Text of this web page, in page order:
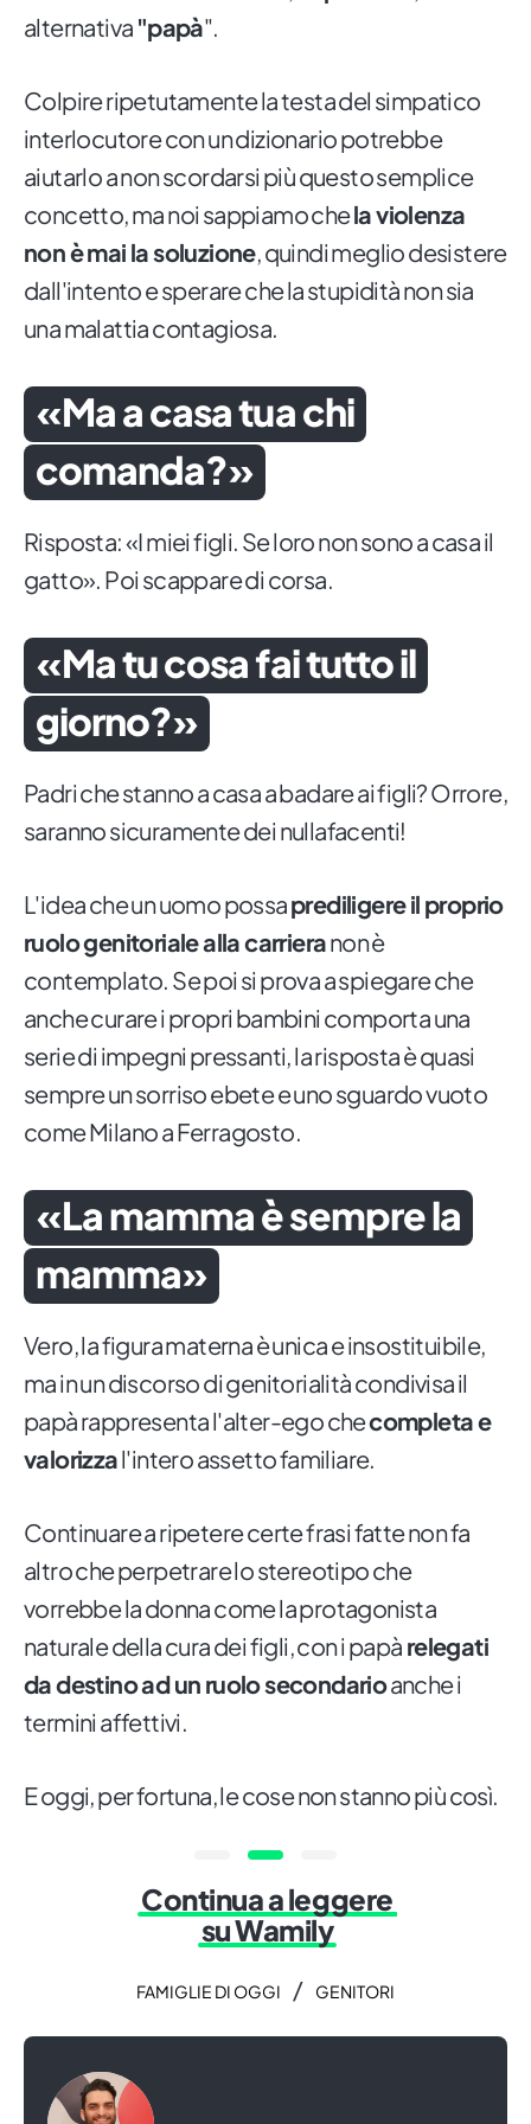
alternativa "papà".
Colpire ripetutamente la testa del simpatico
interlocutore con un dizionario potrebbe
aiutarlo a non scordarsi più questo semplice
concetto, ma noi sappiamo chela violenza
non è mai la soluzione, quindi meglio desistere
dall'intento e sperare che la stupidità non sia
una malattia contagiosa.
«Ma a casa tua chi
comanda?»
Risposta: «I miei figli. Se loro non sono a casa il
gatto». Poi scappare di corsa.
«Ma tu cosa fai tutto il
giorno?»
Padri che stanno a casa a badare ai figli? Orrore,
saranno sicuramente dei nullafacenti!
L'idea che un uomo possaprediligere il proprio
ruolo genitoriale alla carrieranon è
contemplato. Se poi si prova a spiegare che
anche curare i propri bambini comporta una
serie di impegni pressanti, la risposta è quasi
sempre un sorriso ebete e uno sguardo vuoto
come Milano a Ferragosto.
«La mamma è sempre la
mamma»
Vero, la figura materna è unica e insostituibile,
ma in un discorso di genitorialità condivisa il
papà rappresenta l'alter-ego checompleta e
valorizzal'intero assetto familiare.
Continuare a ripetere certe frasi fatte non fa
altro che perpetrare lo stereotipo che
vorrebbe la donna come la protagonista
naturale della cura dei figli, con i papà relegati
da destino ad un ruolo secondarioanche i
termini affettivi.
E oggi, per fortuna, le cose non stanno più così.
Continua a leggere
su Wamily
FAMIGLIE DI OGGI / GENITORI